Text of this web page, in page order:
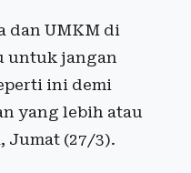
dan UMKM di
untuk jangan
ini demi
yang lebih atau
Jumat (27/3).